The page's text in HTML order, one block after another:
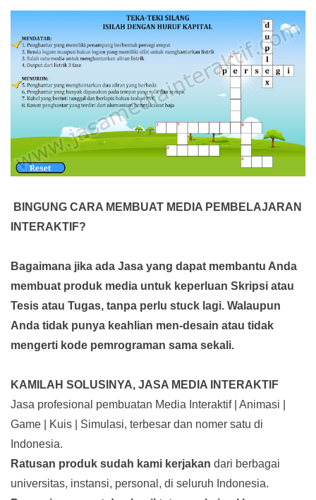
BINGUNG CARA MEMBUAT MEDIA PEMBELAJARAN
INTERAKTIF?
Bagaimana jika ada Jasa yang dapat membantu Anda
membuat produk media untuk keperluan Skripsi atau
Tesis atau Tugas, tanpa perlu stuck lagi. Walaupun
Anda tidak punya keahlian men-desain atau tidak
mengerti kode pemrograman sama sekali.
KAMILAH SOLUSINYA, JASA MEDIA INTERAKTIF
Jasa profesional pembuatan Media Interaktif | Animasi |
Game | Kuis | Simulasi, terbesar dan nomer satu di
Indonesia.
Ratusan produk sudah kami kerjakan dari berbagai
universitas, instansi, personal, di seluruh Indonesia.